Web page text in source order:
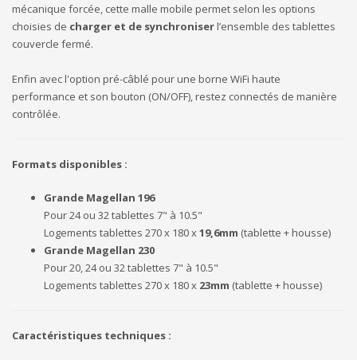
mécanique forcée, cette malle mobile permet selon les options
choisies de charger et de synchroniserl’ensemble des tablettes
couvercle fermé.
Enfin avec l'option pré-câblé pour une borne WiFi haute
performance et son bouton (ON/OFF), restez connectés de manière
contrôlée.
Formats disponibles :
Grande Magellan 196
Pour 24 ou 32 tablettes 7" à 10.5"
Logements tablettes 270 x 180 x 19,6mm (tablette + housse)
Grande Magellan 230
Pour 20, 24 ou 32 tablettes 7" à 10.5"
Logements tablettes 270 x 180 x 23mm (tablette + housse)
Caractéristiques techniques :